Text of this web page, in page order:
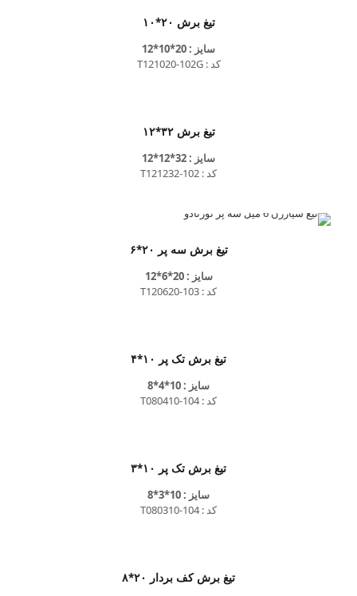
تیغ برش ۲۰*۱۰
سایز : 20*10*12
کد : T121020-102G
تیغ برش ۳۲*۱۲
سایز : 32*12*12
کد : T121232-102
تیغ برش سه پر ۲۰*۶
سایز : 20*6*12
کد : T120620-103
تیغ برش تک پر ۱۰*۴
سایز : 10*4*8
کد : T080410-104
تیغ برش تک پر ۱۰*۳
سایز : 10*3*8
کد : T080310-104
تیغ برش کف بردار ۲۰*۸